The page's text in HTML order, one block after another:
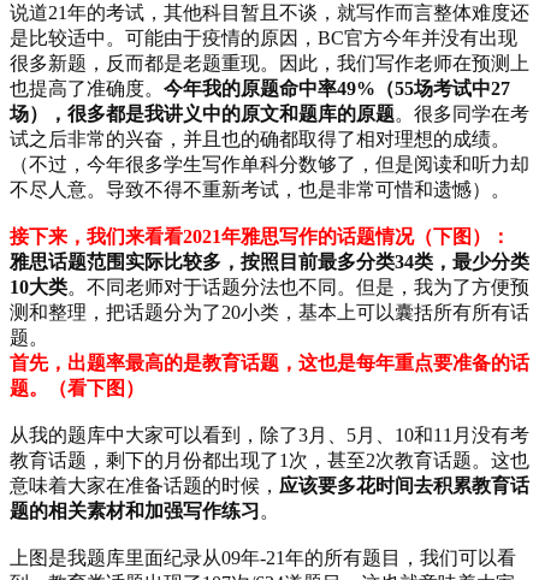
说道21年的考试，其他科目暂且不谈，就写作而言整体难度还
是比较适中。可能由于疫情的原因，BC官方今年并没有出现
很多新题，反而都是老题重现。因此，我们写作老师在预测上
也提高了准确度。 今年我的原题命中率49%（55场考试中27
场），很多都是我讲义中的原文和题库的原题。很多同学在考
试之后非常的兴奋，并且也的确都取得了相对理想的成绩。
（不过，今年很多学生写作单科分数够了，但是阅读和听力却
不尽人意。导致不得不重新考试，也是非常可惜和遗憾）。
接下来，我们来看看2021年雅思写作的话题情况（下图）：
雅思话题范围实际比较多，按照目前最多分类34类，最少分类
10大类。不同老师对于话题分法也不同。但是，我为了方便预
测和整理，把话题分为了20小类，基本上可以囊括所有所有话
题。
首先，出题率最高的是教育话题，这也是每年重点要准备的话
题。（看下图）
从我的题库中大家可以看到，除了3月、5月、10和11月没有考
教育话题，剩下的月份都出现了1次，甚至2次教育话题。这也
意味着大家在准备话题的时候， 应该要多花时间去积累教育话
题的相关素材和加强写作练习 。
上图是我题库里面纪录从09年-21年的所有题目，我们可以看